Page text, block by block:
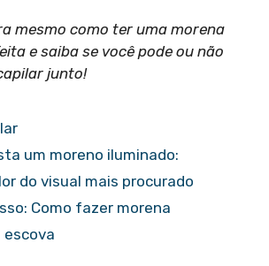
mesmo como ter uma morena
e saiba se você pode ou não
junto!
um moreno iluminado:
do visual mais procurado
Como fazer morena
escova